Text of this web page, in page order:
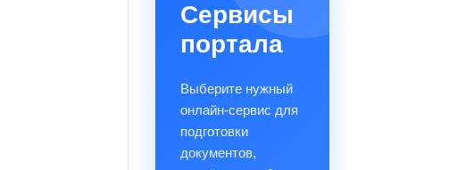
Сервисы
портала
Выберите нужный
онлайн-сервис для
подготовки
документов,